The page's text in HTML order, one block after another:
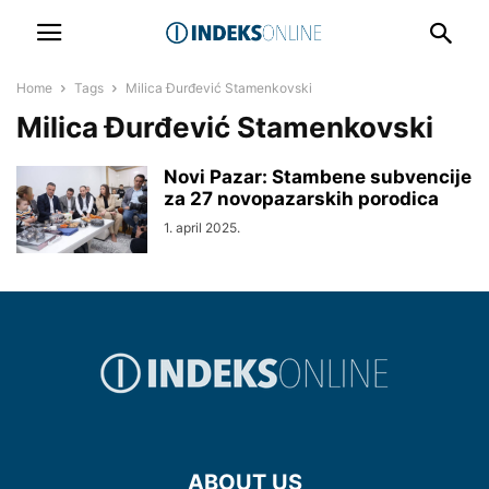
Home Tags Milica Đurđević Stamenkovski
Milica Đurđević Stamenkovski
Novi Pazar: Stambene subvencije
za 27 novopazarskih porodica
1. april 2025.
ABOUT US